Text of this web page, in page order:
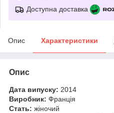
Доступна доставка
Опис Характеристики
Опис
Дата випуску: 2014
Виробник: Франція
Стать: жіночий